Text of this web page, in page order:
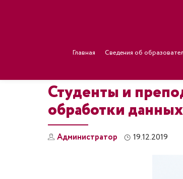
Главная Сведения об
Студенты и
обработки
Администратор 19.12.2019